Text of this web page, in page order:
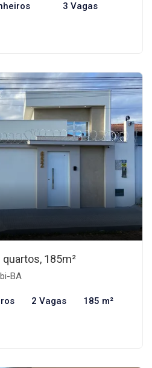
3 Vagas
quartos, 185m²
BA
2 Vagas 185 m²